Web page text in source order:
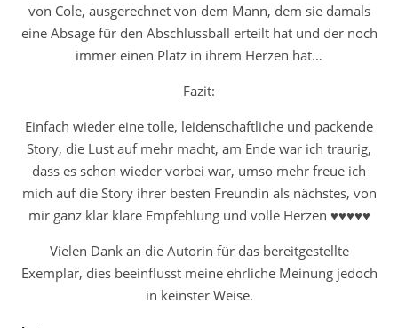
von Cole, ausgerechnet von dem Mann, dem sie damals
eine Absage für den Abschlussball erteilt hat und der noch
immer einen Platz in ihrem Herzen hat…
Fazit:
Einfach wieder eine tolle, leidenschaftliche und packende
Story, die Lust auf mehr macht, am Ende war ich traurig,
dass es schon wieder vorbei war, umso mehr freue ich
mich auf die Story ihrer besten Freundin als nächstes, von
mir ganz klar klare Empfehlung und volle Herzen ♥♥♥♥♥
Vielen Dank an die Autorin für das bereitgestellte
Exemplar, dies beeinflusst meine ehrliche Meinung jedoch
in keinster Weise.